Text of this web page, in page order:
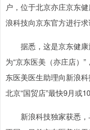
户，位于北京亦庄京东
浪科技向京东官方进行求
据悉，这是京东健康
为“京东医美（亦庄店）
东医美医生助理向新浪
北京“国贸店”最快9月或
新浪科技独家获悉，